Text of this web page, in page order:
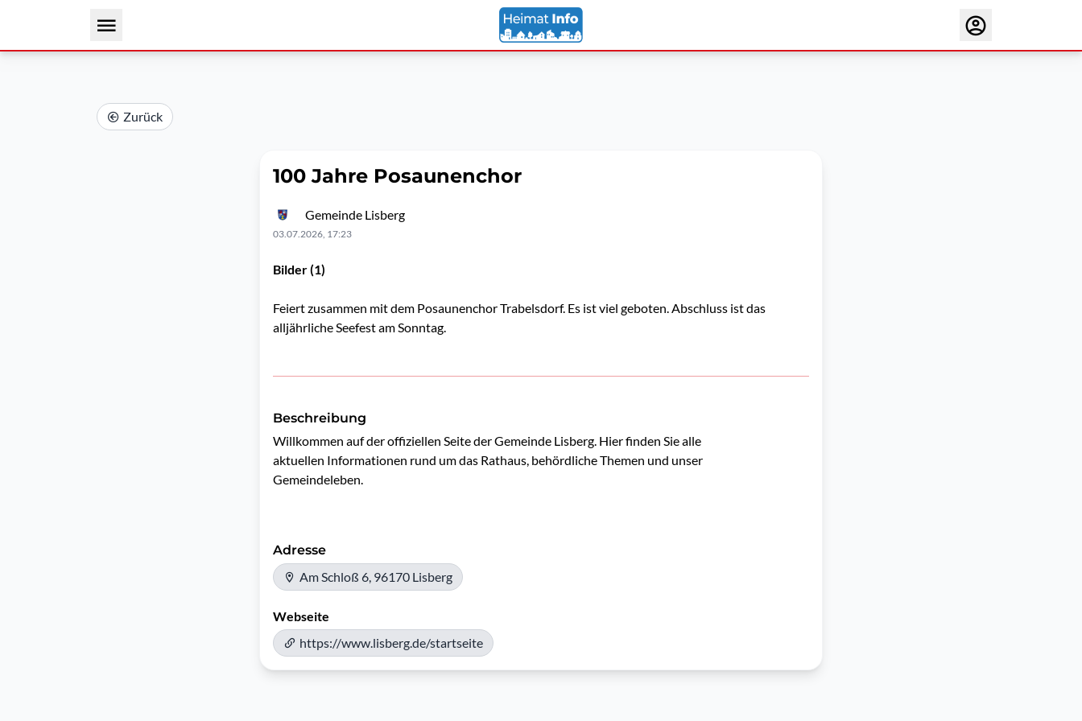
Zurück
100 Jahre Posaunenchor
Gemeinde Lisberg
03.07.2026, 17:23
Bilder (1)
Feiert zusammen mit dem Posaunenchor Trabelsdorf. Es ist viel geboten. Abschluss ist das
alljährliche Seefest am Sonntag.
Beschreibung
Willkommen auf der offiziellen Seite der Gemeinde Lisberg. Hier finden Sie alle
aktuellen Informationen rund um das Rathaus, behördliche Themen und unser
Gemeindeleben.
Adresse
Am Schloß 6, 96170 Lisberg
Webseite
https://www.lisberg.de/startseite